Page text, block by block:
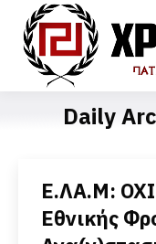
Daily
Ε.ΛΑ.Μ:
Εθνικής